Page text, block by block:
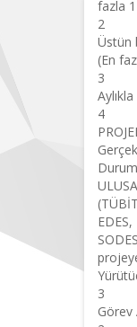
fazla
2
Üstün
(En
3
4
EDES,
3
Görev